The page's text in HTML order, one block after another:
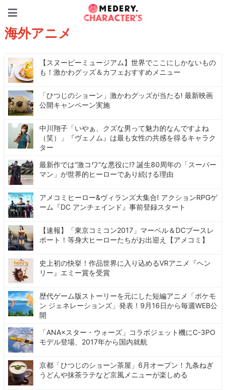
海外アニメ
【スヌーピーミュージアム】世界でここにしかないもの
も！激かわグッズ＆カフェおすすめメニュー
「ひつじのショーン」激かわグッズが当たる! 最新映画
公開キャンペーン実施
中川翔子「いやぁ、クズな男って魅力的なんですよね
（笑）」『ヴェノム』は最も女性の共感を得るキャラク
ター
最新作では“激コワ”な悪役に!? 誕生80周年の「スーパー
マン」が世界的ヒーローであり続ける理由
アメコミヒーロー&ヴィランズ大集合! アクションRPGゲ
ーム『DC アンチェインド』事前登録スタート
【速報】「東京コミコン2017」マーベル＆DCブースレ
ポート！等身大ヒーローたちがお出迎え【アメコミ】
史上初の快挙！作品世界に入り込めるVRアニメ『ヘン
リー』エミー賞を受賞
歴代ゲーム版ストーリーを元にした短編アニメ「ポケモ
ン ジェネレーションズ」発表！9月16日から毎週WEB公
開
「ANA×スター・ウォーズ」コラボジェット機にC-3PO
モデル登場、2017年から国内就航
京都「ひつじのショーン茶屋」6月オープン！九条ねぎ
うどんや抹茶ラテなど京風メニューが楽しめる